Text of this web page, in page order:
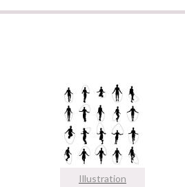
Illustration